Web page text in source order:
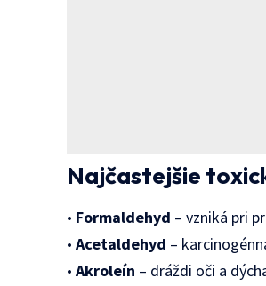
Najčastejšie
• Formaldehyd – vzniká pri
•Acetaldehyd –
•Akroleín – dráždi oči a